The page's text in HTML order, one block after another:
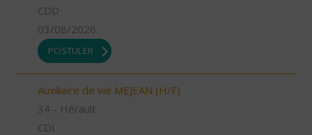
CDD
03/08/2026
POSTULER
Auxiliaire de vie MEJEAN (H/F)
34 - Hérault
CDI